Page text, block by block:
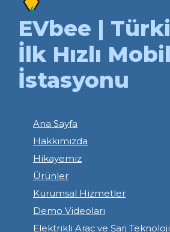
EVbee |
İlk Hızlı
İstasyonu
Ana Sayfa
Hakkımızda
Hikayemiz
Ürünler
Kurumsal Hizmetler
Demo Videoları
Elektrikli Araç ve Şarj